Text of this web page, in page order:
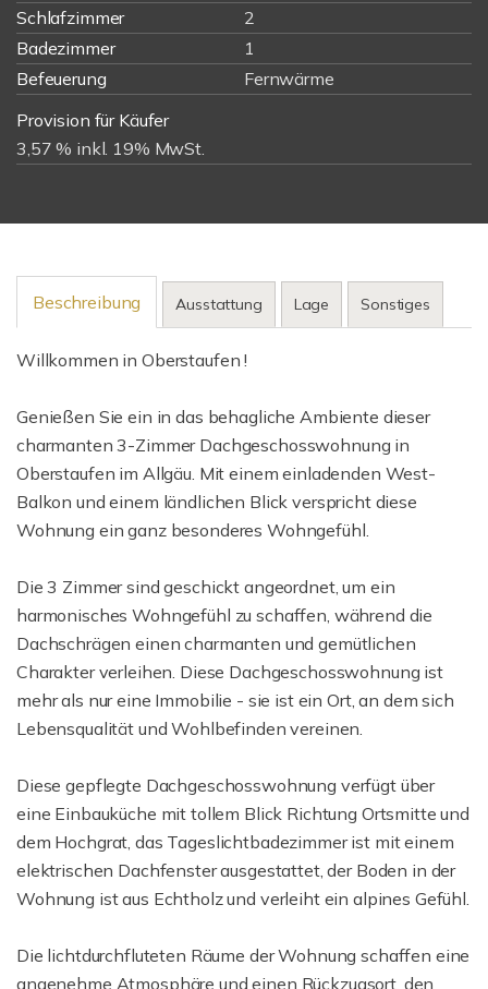
Schlafzimmer
2
Badezimmer
1
Befeuerung
Fernwärme
Provision für Käufer
3,57 % inkl. 19% MwSt.
Beschreibung Ausstattung Lage Sonstiges
Willkommen in Oberstaufen !
Genießen Sie ein in das behagliche Ambiente dieser
charmanten 3-Zimmer Dachgeschosswohnung in
Oberstaufen im Allgäu. Mit einem einladenden West-
Balkon und einem ländlichen Blick verspricht diese
Wohnung ein ganz besonderes Wohngefühl.
Die 3 Zimmer sind geschickt angeordnet, um ein
harmonisches Wohngefühl zu schaffen, während die
Dachschrägen einen charmanten und gemütlichen
Charakter verleihen. Diese Dachgeschosswohnung ist
mehr als nur eine Immobilie - sie ist ein Ort, an dem sich
Lebensqualität und Wohlbefinden vereinen.
Diese gepflegte Dachgeschosswohnung verfügt über
eine Einbauküche mit tollem Blick Richtung Ortsmitte und
dem Hochgrat, das Tageslichtbadezimmer ist mit einem
elektrischen Dachfenster ausgestattet, der Boden in der
Wohnung ist aus Echtholz und verleiht ein alpines Gefühl.
Die lichtdurchfluteten Räume der Wohnung schaffen eine
angenehme Atmosphäre und einen Rückzugsort, den